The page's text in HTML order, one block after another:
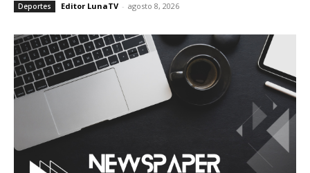
Deportes Editor LunaTV - agosto 8, 2026